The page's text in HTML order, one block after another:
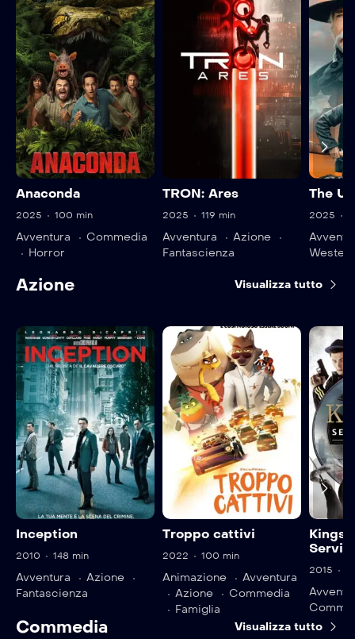
Anaconda
2025 100 min
Avventura
Commedia
Horror
TRON: Ares
2025 119 min
Avventura
Azione
Fantascienza
The
2025
Western
Azione Visualizza tutto
Inception
2010 148 min
Avventura
Azione
Fantascienza
Troppo cattivi
2022 100 min
Animazione
Avventura
Azione
Commedia
Famiglia
2015
Commedia Visualizza tutto